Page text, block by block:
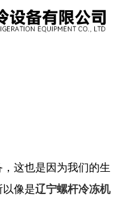
这也是因为我们的生
像是辽宁螺杆冷冻机